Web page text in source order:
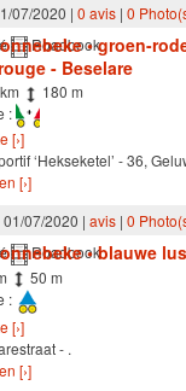
07/2020 | 0 avis| 0
Roadbook• groen-
- Beselare
180 m
:
[›]
‘Hekseketel’ - 36,
[›]
07/2020 | avis| 0
Roadbook• blauwe
50 m
:
[›]
- .
[›]